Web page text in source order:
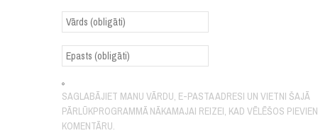
SAGLABĀJIET MANU VĀRDU, E-PASTA ADRESI UN VIETNI ŠAJĀ
PĀRLŪKPROGRAMMĀ NĀKAMAJAI REIZEI, KAD VĒLĒŠOS
KOMENTĀRU.